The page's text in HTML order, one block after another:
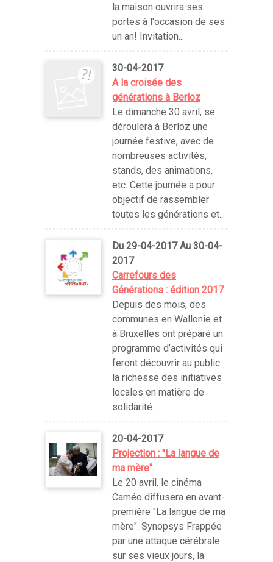
la maison ouvrira ses
portes à l'occasion de ses
un an! Invitation...
30-04-2017
A la croisée des
générations à Berloz
Le dimanche 30 avril, se
déroulera à Berloz une
journée festive, avec de
nombreuses activités,
stands, des animations,
etc. Cette journée a pour
objectif de rassembler
toutes les générations et...
Du 29-04-2017 Au 30-04-
2017
Carrefours des
Générations : édition 2017
Depuis des mois, des
communes en Wallonie et
à Bruxelles ont préparé un
programme d’activités qui
feront découvrir au public
la richesse des initiatives
locales en matière de
solidarité...
20-04-2017
Projection : "La langue de
ma mère"
Le 20 avril, le cinéma
Caméo diffusera en avant-
première "La langue de ma
mère". Synopsys Frappée
par une attaque cérébrale
sur ses vieux jours, la